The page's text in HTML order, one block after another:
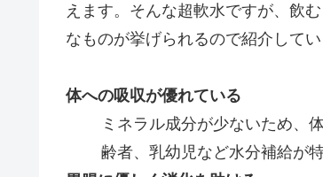
えます。そんな超軟水ですが、飲
なものが挙げられるので紹介してい
体への吸収が優れている
ミネラル成分が少ないため、
齢者、乳幼児など水分補給が